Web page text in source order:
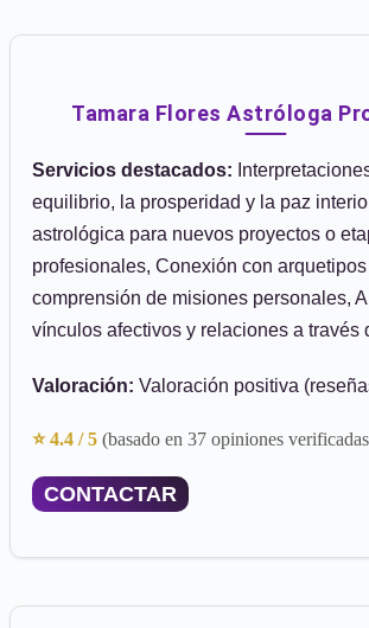
Tamara Flores Astróloga
Servicios destacados:
equilibrio, la prosperidad y la paz
astrológica para nuevos proyectos o
profesionales, Conexión con
comprensión de misiones personales,
vínculos afectivos y relaciones a través
Valoración: Valoración positiva
⭐ 4.4 / 5 (basado en 37 opiniones
CONTACTAR